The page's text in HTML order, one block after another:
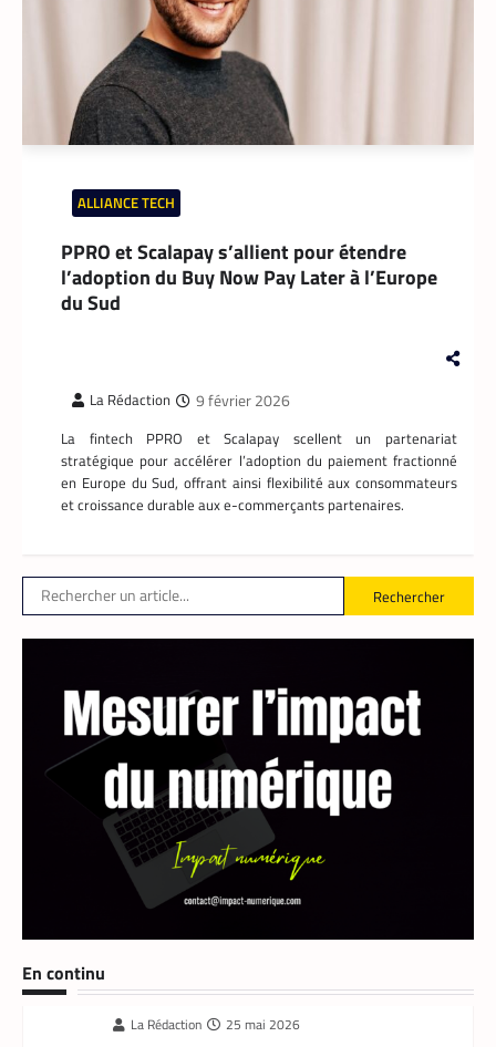
ALLIANCE TECH
PPRO et Scalapay s’allient pour étendre
l’adoption du Buy Now Pay Later à l’Europe
du Sud
La Rédaction 9 février 2026
La fintech PPRO et Scalapay scellent un partenariat
stratégique pour accélérer l’adoption du paiement fractionné
en Europe du Sud, offrant ainsi flexibilité aux consommateurs
et croissance durable aux e-commerçants partenaires.
Rechercher
En continu
l’application Pro développée
spécifiquement pour les coursiers, et
attend que son téléphone sonne. La suite
est une question de technologie et
d’endurance.
APPLICATION , TECH AFRIQUE
Prosuma et Yango Food : un partenariat qui
impacte le marché du travail ivoirien
La Rédaction 10 mai 2026
digitalisant les métiers de la livraison et
structurant une chaîne logistique moderne
et inclusive.
TECH MONDE , VTC
Heetch : désormais, les passagers peuvent
définir directement le prix de leur course
La Rédaction 25 mai 2026